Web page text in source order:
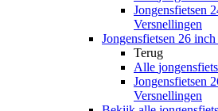
Jongensfietsen
Versnellingen
Jongensfietsen 26
Terug
Alle
Jongensfietsen
Versnellingen